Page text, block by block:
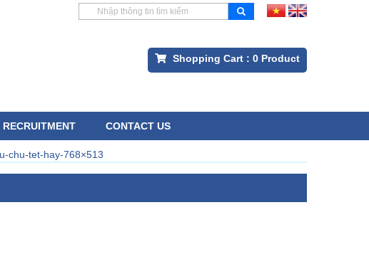
Shopping Cart : 0 Product
RECRUITMENT CONTACT US
chu-tet-hay-768×513